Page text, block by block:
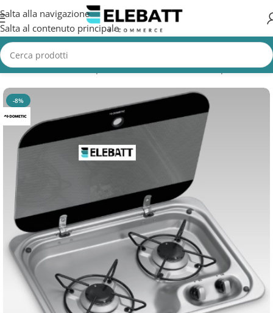
Salta alla navigazione
Salta al contenuto principale
Home/Accessori Camper/Piani cottura e lavelli camper
-8%